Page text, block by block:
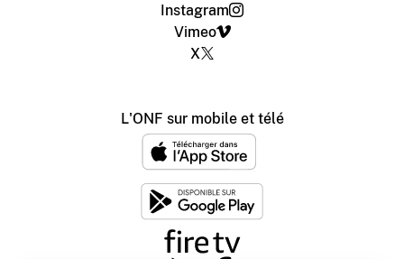
Instagram
Vimeo
X
L'ONF sur mobile et télé